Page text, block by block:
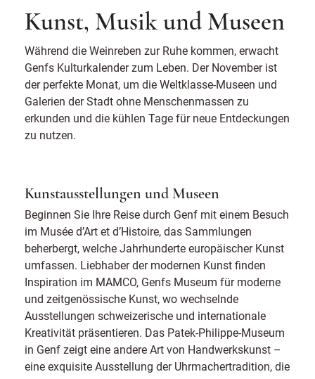
Kunst, Musik und Museen
Während die Weinreben zur Ruhe kommen, erwacht
Genfs Kulturkalender zum Leben. Der November ist
der perfekte Monat, um die Weltklasse-Museen und
Galerien der Stadt ohne Menschenmassen zu
erkunden und die kühlen Tage für neue Entdeckungen
zu nutzen.
Kunstausstellungen und Museen
Beginnen Sie Ihre Reise durch Genf mit einem Besuch
im Musée d’Art et d’Histoire, das Sammlungen
beherbergt, welche Jahrhunderte europäischer Kunst
umfassen. Liebhaber der modernen Kunst finden
Inspiration im MAMCO, Genfs Museum für moderne
und zeitgenössische Kunst, wo wechselnde
Ausstellungen schweizerische und internationale
Kreativität präsentieren. Das Patek-Philippe-Museum
in Genf zeigt eine andere Art von Handwerkskunst –
eine exquisite Ausstellung der Uhrmachertradition, die